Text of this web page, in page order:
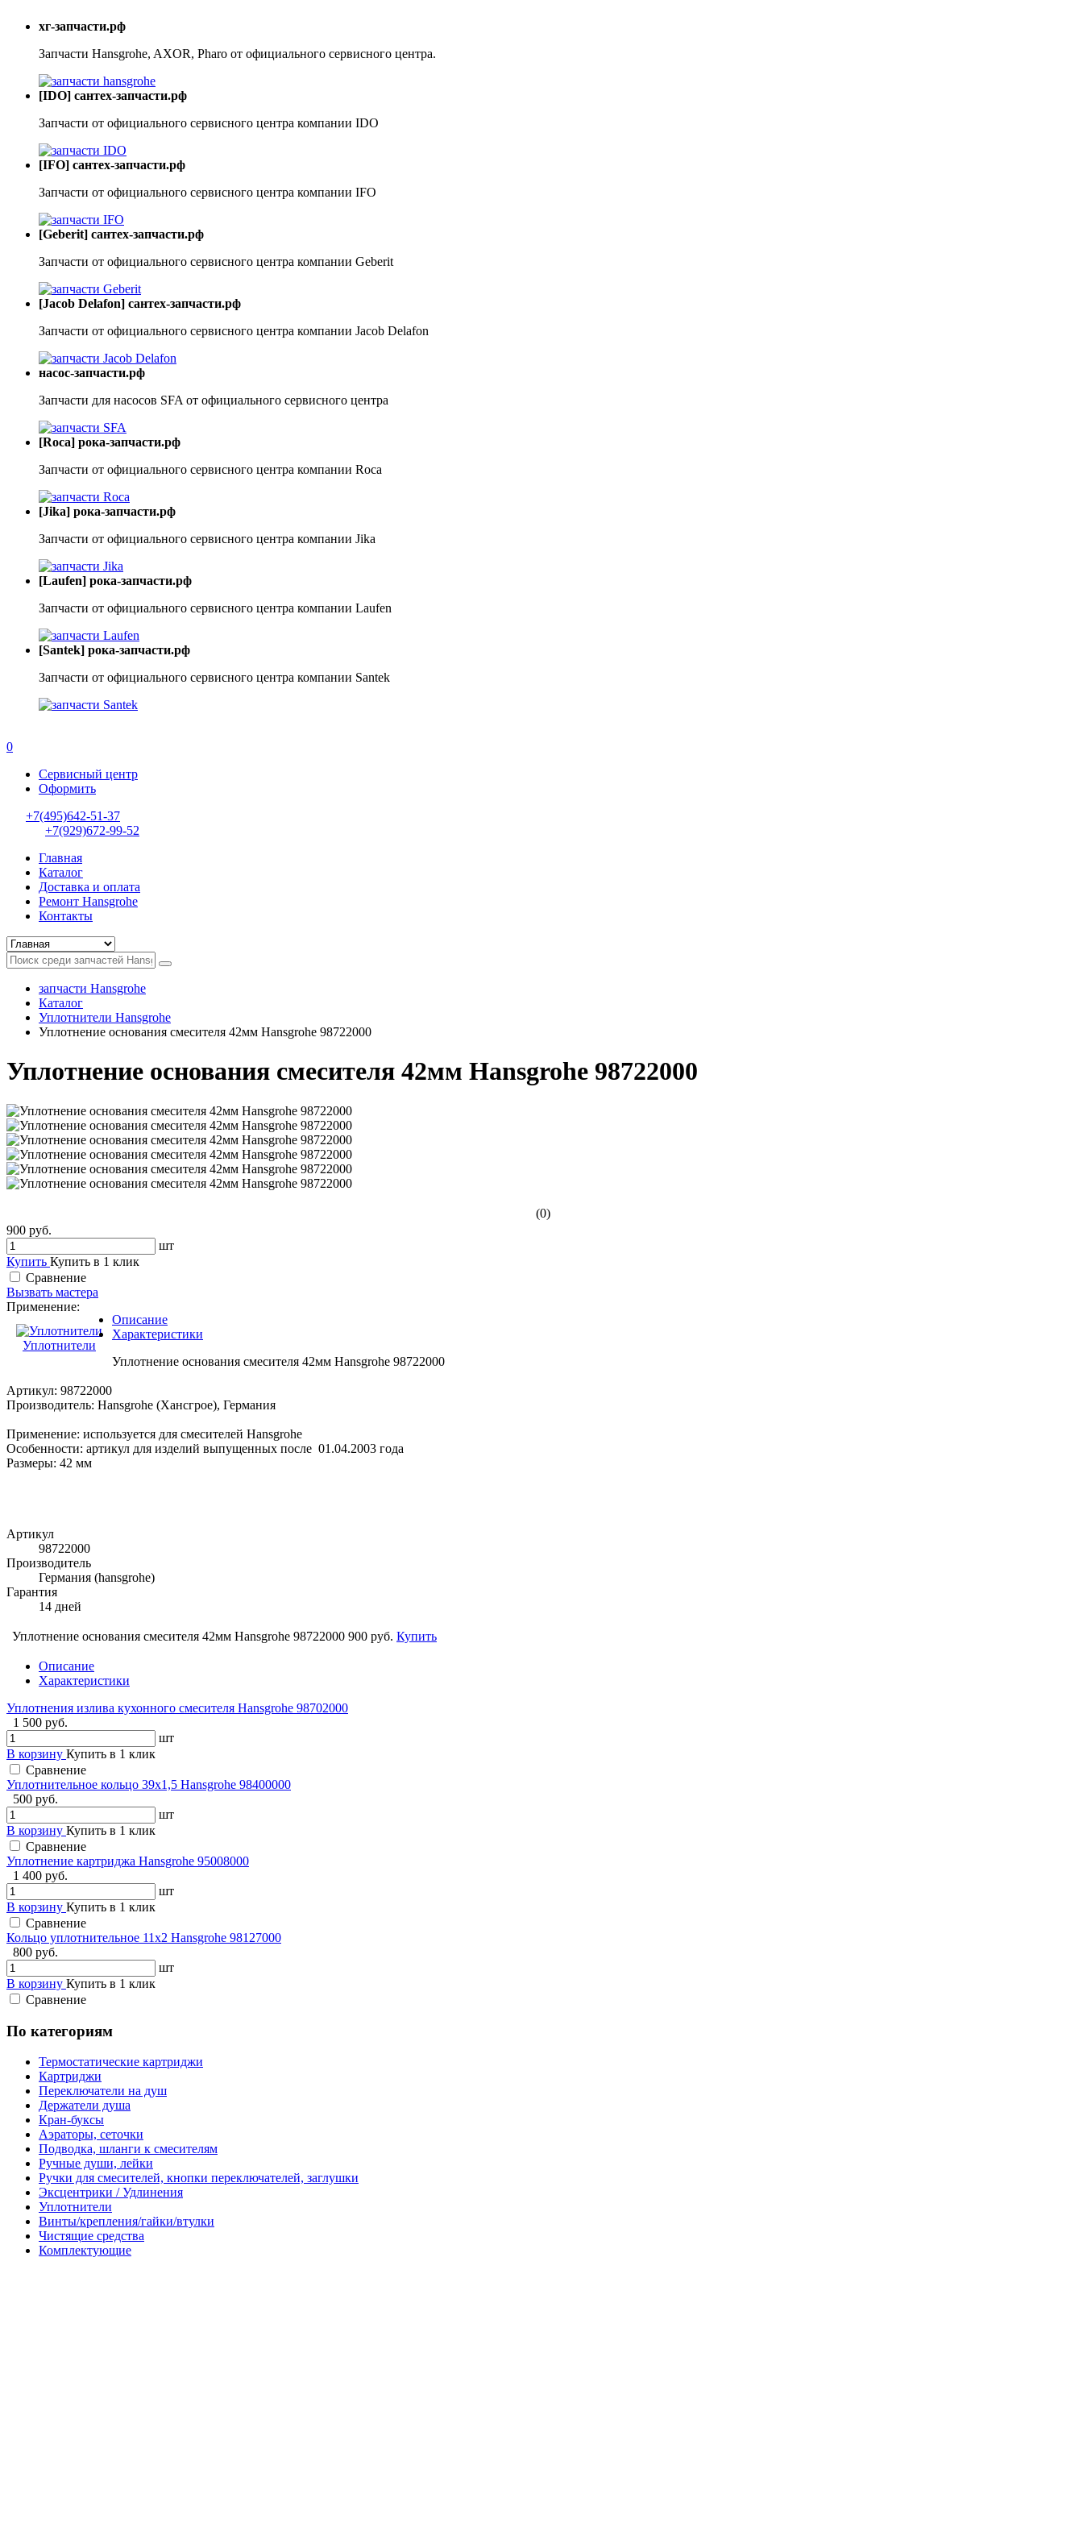
хг-запчасти.рф
Запчасти Hansgrohe, AXOR, Pharo от официального сервисного центра.
[IDO] сантех-запчасти.рф
Запчасти от официального сервисного центра компании IDO
[IFO] сантех-запчасти.рф
Запчасти от официального сервисного центра компании IFO
[Geberit] сантех-запчасти.рф
Запчасти от официального сервисного центра компании Geberit
[Jacob Delafon] сантех-запчасти.рф
Запчасти от официального сервисного центра компании Jacob Delafon
насос-запчасти.рф
Запчасти для насосов SFA от официального сервисного центра
[Roca] рока-запчасти.рф
Запчасти от официального сервисного центра компании Roca
[Jika] рока-запчасти.рф
Запчасти от официального сервисного центра компании Jika
[Laufen] рока-запчасти.рф
Запчасти от официального сервисного центра компании Laufen
[Santek] рока-запчасти.рф
Запчасти от официального сервисного центра компании Santek
0
Сервисный центр
Оформить
+7(495)642-51-37
+7(929)672-99-52
Главная
Каталог
Доставка и оплата
Ремонт Hansgrohe
Контакты
запчасти Hansgrohe
Каталог
Уплотнители Hansgrohe
Уплотнение основания смесителя 42мм Hansgrohe 98722000
Уплотнение основания смесителя 42мм Hansgrohe 98722000
(0)
900 руб.
шт
Купить Купить в 1 клик
Сравнение
Вызвать мастера
Применение:
Уплотнители
Описание
Характеристики
Уплотнение основания смесителя 42мм Hansgrohe 98722000
Артикул: 98722000
Производитель: Hansgrohe (Хансгрое), Германия
Применение: используется для смесителей Hansgrohe
Особенности: артикул для изделий выпущенных после 01.04.2003 года
Размеры: 42 мм
Артикул
98722000
Производитель
Германия (hansgrohe)
Гарантия
14 дней
Уплотнение основания смесителя 42мм Hansgrohe 98722000 900 руб. Купить
Описание
Характеристики
Уплотнения излива кухонного смесителя Hansgrohe 98702000
1 500 руб.
шт
В корзину Купить в 1 клик
Сравнение
Уплотнительное кольцо 39x1,5 Hansgrohe 98400000
500 руб.
шт
В корзину Купить в 1 клик
Сравнение
Уплотнение картриджа Hansgrohe 95008000
1 400 руб.
шт
В корзину Купить в 1 клик
Сравнение
Кольцо уплотнительное 11x2 Hansgrohe 98127000
800 руб.
шт
В корзину Купить в 1 клик
Сравнение
По категориям
Термостатические картриджи
Картриджи
Переключатели на душ
Держатели душа
Кран-буксы
Аэраторы, сеточки
Подводка, шланги к смесителям
Ручные души, лейки
Ручки для смесителей, кнопки переключателей, заглушки
Эксцентрики / Удлинения
Уплотнители
Винты/крепления/гайки/втулки
Чистящие средства
Комплектующие